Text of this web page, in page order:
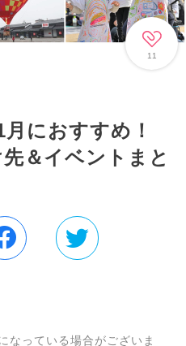
11
月におすすめ！
＆イベントまと
なっている場合がございま